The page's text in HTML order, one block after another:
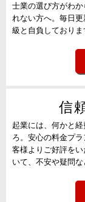
士業の選び方がわ
れない方へ。毎日
級と自負しておりま
信
起業には、何かと
ろ。安心の料金プ
客様よりご好評を
いて、不安や疑問な